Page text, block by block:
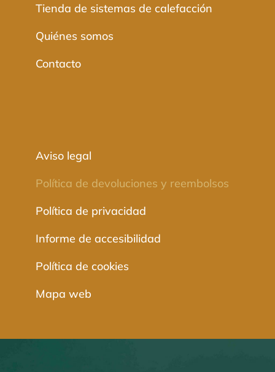
Tienda de sistemas de calefacción
Quiénes somos
Contacto
Aviso legal
Política de devoluciones y reembolsos
Política de privacidad
Informe de accesibilidad
Política de cookies
Mapa web